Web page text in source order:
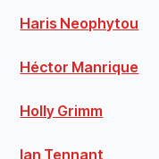
Haris Neophytou
Héctor Manrique
Holly Grimm
Ian Tennant